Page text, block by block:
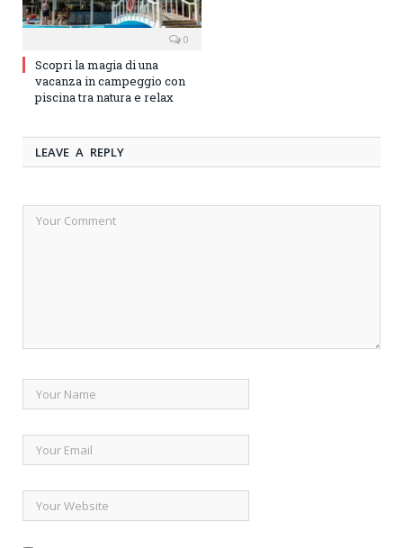
0
Scopri la magia di una
vacanza in campeggio con
piscina tra natura e relax
LEAVE A REPLY